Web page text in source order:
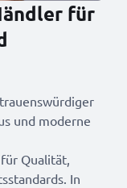
für
und moderne
Qualität,
In